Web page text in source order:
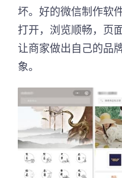
坏。好的微信制作软
打开，浏览顺畅，页
让商家做出自己的品
象。